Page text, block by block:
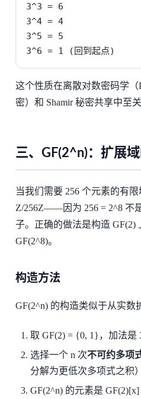
3^3 = 6
3^4 = 4
3^5 = 5
3^6 = 1 (回到起点)
这个性质在离散对数密码学（
密）和 Shamir 秘密共享中至关
三、GF(2^n)：扩展
当我们需要 256 个元素的有
Z/256Z——因为 256 = 2^8 不
子。正确的做法是构造 GF(2)
GF(2^8)。
构造方法
GF(2^n) 的构造类似于从实数
取 GF(2) = {0, 1}，加法是
选择一个 n 次不可约多项
分解为更低次多项式之积
GF(2^n) 的元素是